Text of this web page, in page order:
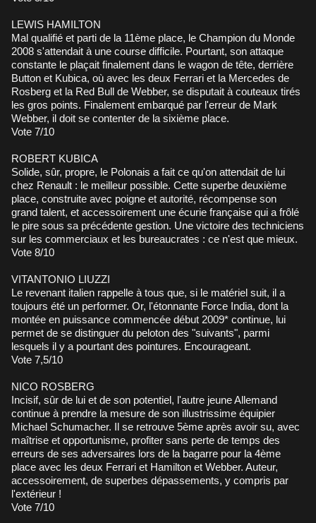
LEWIS HAMILTON
Mal qualifié et parti de la 11ème place, le Champion du Monde
2008 s'attendait à une course difficile. Pourtant, son attaque
constante le plaçait finalement dans le wagon de tête, derrière
Button et Kubica, où avec les deux Ferrari et la Mercedes de
Rosberg et la Red Bull de Webber, se disputait à couteaux tirés
les gros points. Finalement embarqué par l'erreur de Mark
Webber, il doit se contenter de la sixième place.
Vote 7/10
ROBERT KUBICA
Solide, sûr, propre, le Polonais a fait ce qu'on attendait de lui
chez Renault : le meilleur possible. Cette superbe deuxième
place, construite avec poigne et autorité, récompense son
grand talent, et accessoirement une écurie française qui a frôlé
le pire sous sa précédente gestion. Une victoire des techniciens
sur les commerciaux et les bureaucrates : ce n'est que mieux.
Vote 8/10
VITANTONIO LIUZZI
Le revenant italien rappelle à tous que, si le matériel suit, il a
toujours été un performer. Or, l'étonnante Force India, dont la
montée en puissance commencée début 2009* continue, lui
permet de se distinguer du peloton des "suivants", parmi
lesquels il y a pourtant des pointures. Encourageant.
Vote 7,5/10
NICO ROSBERG
Incisif, sûr de lui et de son potentiel, l'autre jeune Allemand
continue à prendre la mesure de son illustrissime équipier
Michael Schumacher. Il se retrouve 5ème après avoir su, avec
maîtrise et opportunisme, profiter sans perte de temps des
erreurs de ses adversaires lors de la bagarre pour la 4ème
place avec les deux Ferrari et Hamilton et Webber. Auteur,
accessoirement, de superbes dépassements, y compris par
l'extérieur !
Vote 7/10